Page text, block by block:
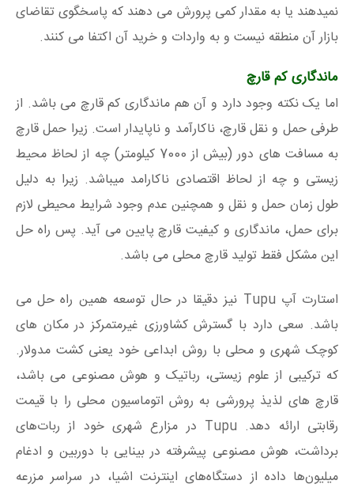
نمیدهند یا به مقدار کمی پرورش می دهند که پاسخگوی تقاضای
بازار آن منطقه نیست و به واردات و خرید آن اکتفا می کنند.
ماندگاری کم قارچ
اما یک نکته وجود دارد و آن هم ماندگاری کم قارچ می باشد. از
طرفی حمل و نقل قارچ، ناکارآمد و ناپایدار است. زیرا حمل قارچ
به مسافت های دور (بیش از 7000 کیلومتر) چه از لحاظ محیط
زیستی و چه از لحاظ اقتصادی ناکارامد میباشد. زیرا به دلیل
طول زمان حمل و نقل و همچنین عدم وجود شرایط محیطی لازم
برای حمل، ماندگاری و کیفیت قارچ پایین می آید. پس راه حل
این مشکل فقط تولید قارچ محلی می باشد.
استارت آپ Tupu نیز دقیقا در حال توسعه همین راه حل می
باشد. سعی دارد با گسترش کشاورزی غیرمتمرکز در مکان های
کوچک شهری و محلی با روش ابداعی خود یعنی کشت مدولار.
که ترکیبی از علوم زیستی، رباتیک و هوش مصنوعی می باشد،
قارچ های لذیذ پرورشی به روش اتوماسیون محلی را با قیمت
رقابتی ارائه دهد. Tupu در مزارع شهری خود از ربات‌های
برداشت، هوش مصنوعی پیشرفته در بینایی با دوربین و ادغام
میلیون‌ها داده از دستگاه‌های اینترنت اشیا، در سراسر مزرعه